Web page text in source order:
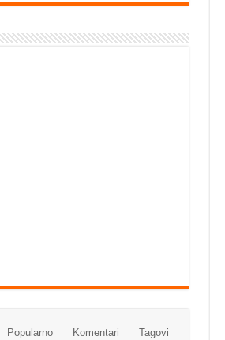
Popularno Komentari Tagovi